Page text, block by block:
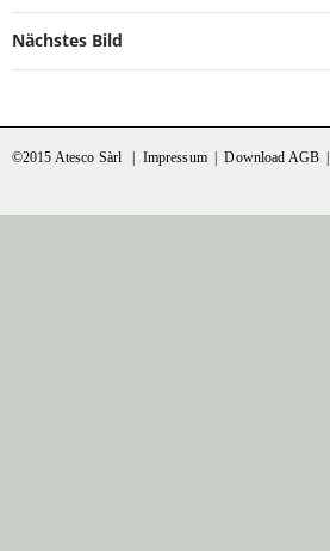
Nächstes Bild
©2015 Atesco Sàrl | Impressum|Download AGB|